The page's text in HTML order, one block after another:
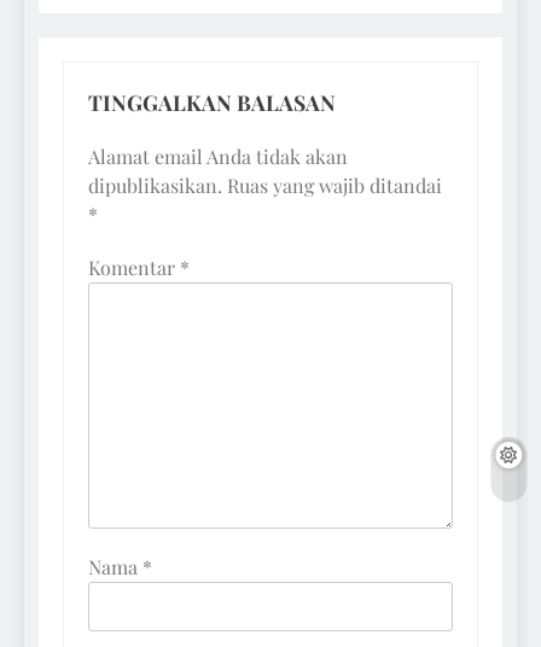
TINGGALKAN BALASAN
Alamat email Anda tidak akan
dipublikasikan. Ruas yang wajib ditandai
*
Komentar *
Nama *